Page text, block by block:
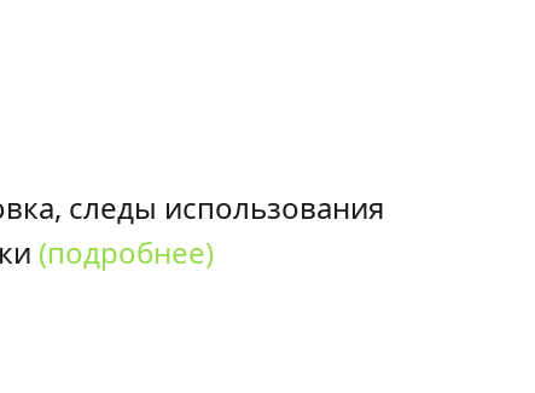
следы использования
(подробнее)